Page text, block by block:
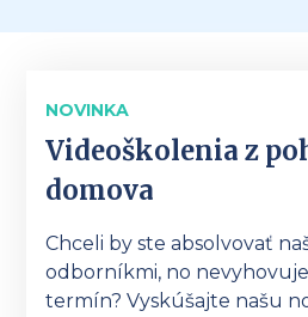
NOVINKA
Videoškolenia z
domova
Chceli by ste absolvovať
odborníkmi, no
termín? Vyskúšajte našu